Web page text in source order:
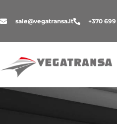
sale@vegatransa.lt +370 699